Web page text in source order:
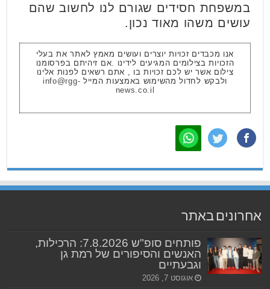
במשפחת חסידים שגורם לנו לחשוב שהם
עושים משהו מאוד נכון.
אנו מכבדים זכויות יוצרים ועושים מאמץ לאתר את בעלי
הזכויות בצילומים המגיעים לידינו .אם זיהיתם בפרסומנו
צילום אשר יש לכם זכויות בו , אתם רשאים לפנות אלינו
ולבקש לחדול מהשימוש באמצעות המייל info@rgg-
news.co.il
אחרונים באתר
פותחים סופ"ש 7.8.2026: הרכילות,
האנשים והסיפורים של רמת גן
וגבעתיים
אוגוסט 7, 2026